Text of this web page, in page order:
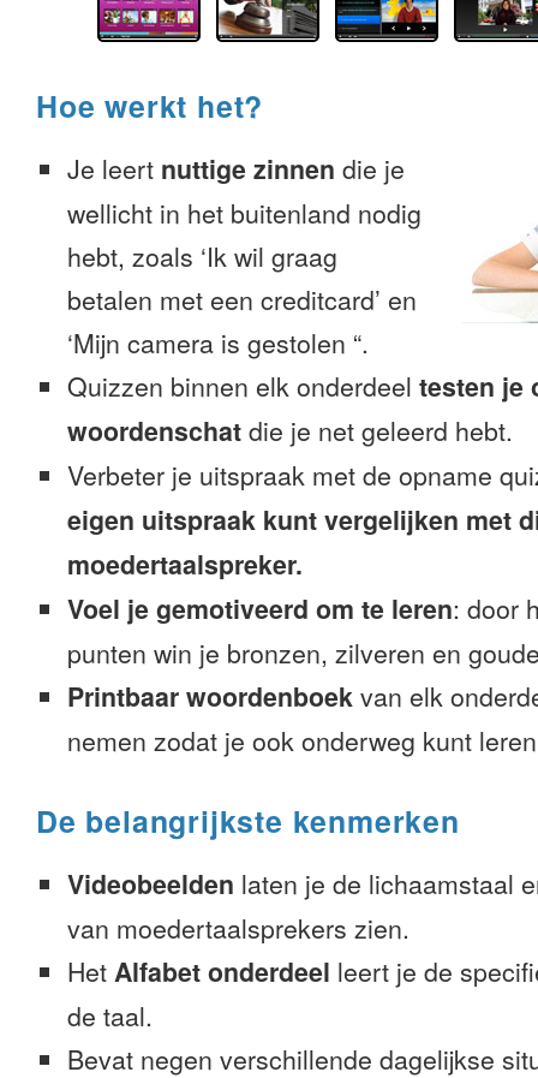
Hoe werkt het?
Je leert nuttige zinnen die je
wellicht in het buitenland nodig
hebt, zoals ‘Ik wil graag
betalen met een creditcard’ en
‘Mijn camera is gestolen “.
Quizzen binnen elk onderdeel testen je
woordenschat die je net geleerd hebt.
Verbeter je uitspraak met de opname
eigen uitspraak kunt vergelijken met
moedertaalspreker.
Voel je gemotiveerd om te leren: door
punten win je bronzen, zilveren en
Printbaar woordenboek van elk
nemen zodat je ook onderweg kunt
De belangrijkste kenmerken
Videobeelden laten je de lichaamstaal
van moedertaalsprekers zien.
Het Alfabet onderdeel leert je de
de taal.
Bevat negen verschillende dagelijkse